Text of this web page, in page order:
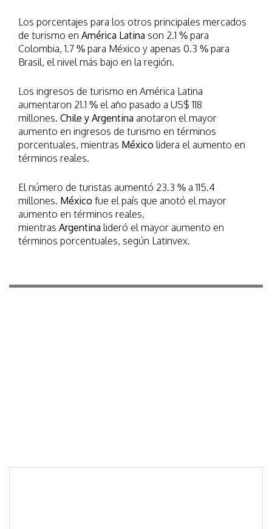
Los porcentajes para los otros principales mercados
de turismo en América Latina son 2.1 % para
Colombia, 1.7 % para México y apenas 0.3 % para
Brasil, el nivel más bajo en la región.
Los ingresos de turismo en América Latina
aumentaron 21.1 % el año pasado a US$ 118
millones. Chile y Argentina anotaron el mayor
aumento en ingresos de turismo en términos
porcentuales, mientras México lidera el aumento en
términos reales.
El número de turistas aumentó 23.3 % a 115.4
millones. México fue el país que anotó el mayor
aumento en términos reales,
mientras Argentina lideró el mayor aumento en
términos porcentuales, según Latinvex.